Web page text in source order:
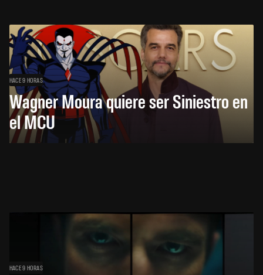
HACE 9 HORAS
Wagner Moura quiere ser Siniestro en
el MCU
HACE 9 HORAS